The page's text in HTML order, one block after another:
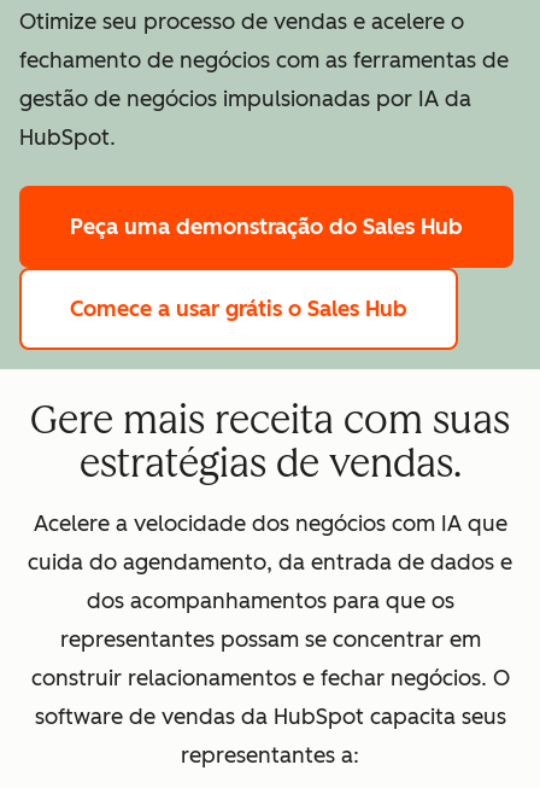
Otimize seu processo de vendas e acelere o
fechamento de negócios com as ferramentas de
gestão de negócios impulsionadas por IA da
HubSpot.
Peça uma demonstração do Sales Hub
Comece a usar grátis o Sales Hub
Gere mais receita com suas
estratégias de vendas.
Acelere a velocidade dos negócios com IA que
cuida do agendamento, da entrada de dados e
dos acompanhamentos para que os
representantes possam se concentrar em
construir relacionamentos e fechar negócios. O
software de vendas da HubSpot capacita seus
representantes a: